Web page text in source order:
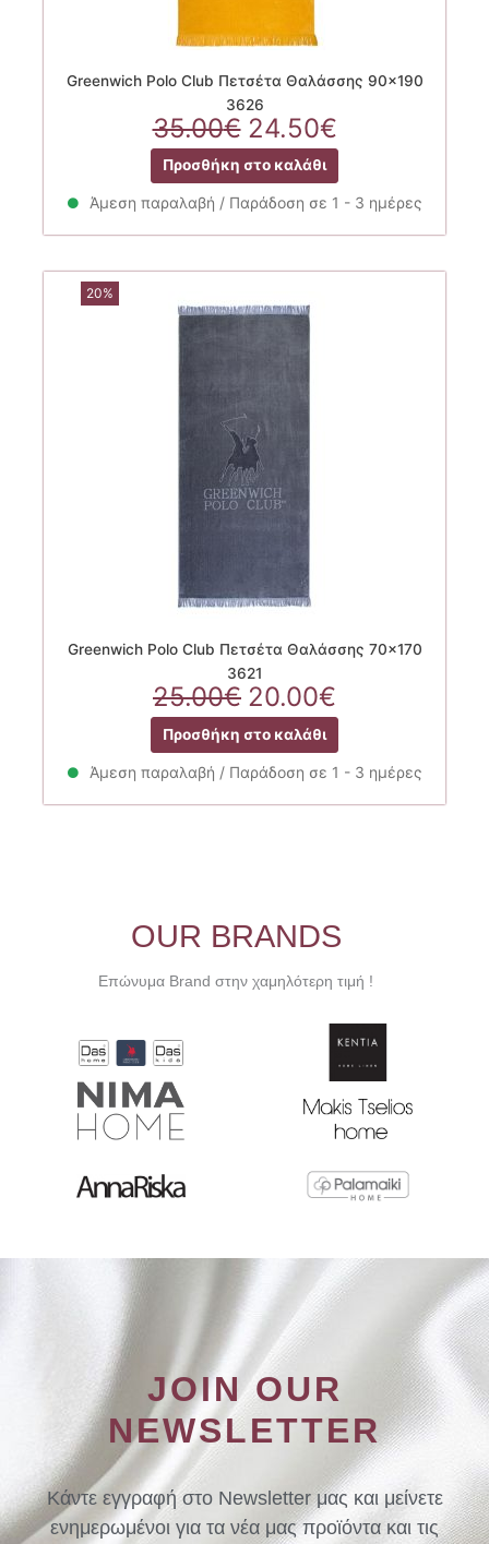
Greenwich Polo Club Πετσέτα Θαλάσσης 90×190
3626
35.00€ Original
price
was:
35.00€.
24.50€Η
τρέχουσα
τιμή
είναι:
Προσθήκη στο καλάθι
Άμεση παραλαβή / Παράδοση σε 1 - 3 ημέρες
20%
Greenwich Polo Club Πετσέτα Θαλάσσης 70×170
3621
25.00€ Original
price
was:
25.00€.
20.00€
τρέχουσα
τιμή
είναι:
20.00€.
Προσθήκη στο καλάθι
Άμεση παραλαβή / Παράδοση σε 1 - 3 ημέρες
OUR BRANDS
Επώνυμα Brand στην χαμηλότερη τιμή !
JOIN OUR
NEWSLETTER
Κάντε εγγραφή στο Newsletter μας και μείνετε
ενημερωμένοι για τα νέα μας προϊόντα και τις